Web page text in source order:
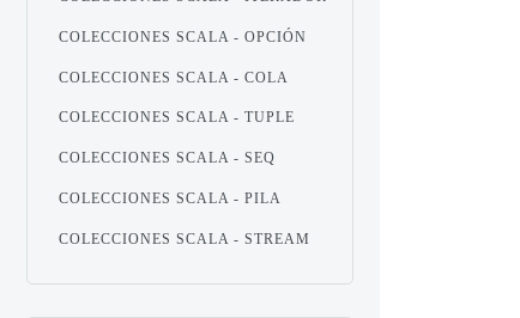
COLECCIONES SCALA - OPCIÓN
COLECCIONES SCALA - COLA
COLECCIONES SCALA - TUPLE
COLECCIONES SCALA - SEQ
COLECCIONES SCALA - PILA
COLECCIONES SCALA - STREAM